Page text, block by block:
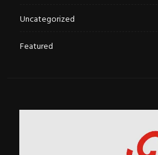
Uncategorized
Featured